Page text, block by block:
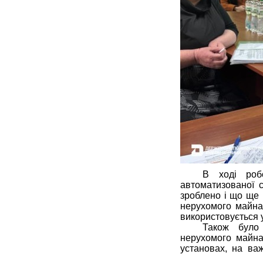
В ході
автоматизованої
зроблено і що ще
нерухомого
використовується
Також було
нерухомого
установах, на